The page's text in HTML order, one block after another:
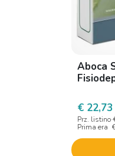
Aboca
€ 22,73
Prz. listino
Prima era